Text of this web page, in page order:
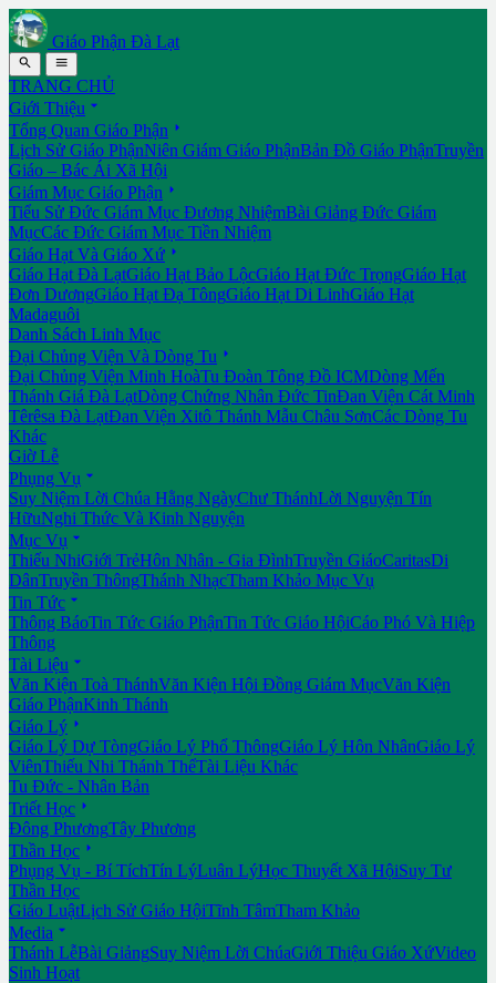
Giáo Phận Đà Lạt
 
TRANG CHỦ
Giới Thiệu 
Tổng Quan Giáo Phận 
Lịch Sử Giáo PhậnNiên Giám Giáo PhậnBản Đồ Giáo PhậnTruyền
Giáo – Bác Ái Xã Hội
Giám Mục Giáo Phận 
Tiểu Sử Đức Giám Mục Đương NhiệmBài Giảng Đức Giám
MụcCác Đức Giám Mục Tiền Nhiệm
Giáo Hạt Và Giáo Xứ 
Giáo Hạt Đà LạtGiáo Hạt Bảo LộcGiáo Hạt Đức TrọngGiáo Hạt
Đơn DươngGiáo Hạt Đạ TôngGiáo Hạt Di LinhGiáo Hạt
Madaguôi
Danh Sách Linh Mục
Đại Chủng Viện Và Dòng Tu 
Đại Chủng Viện Minh HoàTu Đoàn Tông Đồ ICMDòng Mến
Thánh Giá Đà LạtDòng Chứng Nhân Đức TinĐan Viện Cát Minh
Têrêsa Đà LạtĐan Viện Xitô Thánh Mẫu Châu SơnCác Dòng Tu
Khác
Giờ Lễ
Phụng Vụ 
Suy Niệm Lời Chúa Hằng NgàyChư ThánhLời Nguyện Tín
HữuNghi Thức Và Kinh Nguyện
Mục Vụ 
Thiếu NhiGiới TrẻHôn Nhân - Gia ĐìnhTruyền GiáoCaritasDi
DânTruyền ThôngThánh NhạcTham Khảo Mục Vụ
Tin Tức 
Thông BáoTin Tức Giáo PhậnTin Tức Giáo HộiCáo Phó Và Hiệp
Thông
Tài Liệu 
Văn Kiện Toà ThánhVăn Kiện Hội Đồng Giám MụcVăn Kiện
Giáo PhậnKinh Thánh
Giáo Lý 
Giáo Lý Dự TòngGiáo Lý Phổ ThôngGiáo Lý Hôn NhânGiáo Lý
ViênThiếu Nhi Thánh ThểTài Liệu Khác
Tu Đức - Nhân Bản
Triết Học 
Đông PhươngTây Phương
Thần Học 
Phụng Vụ - Bí TíchTín LýLuân LýHọc Thuyết Xã HộiSuy Tư
Thần Học
Giáo LuậtLịch Sử Giáo HộiTĩnh TâmTham Khảo
Media 
Thánh LễBài GiảngSuy Niệm Lời ChúaGiới Thiệu Giáo XứVideo
Sinh Hoạt